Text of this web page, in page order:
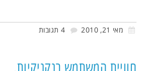
מאי 21, 2010 4 תגובות